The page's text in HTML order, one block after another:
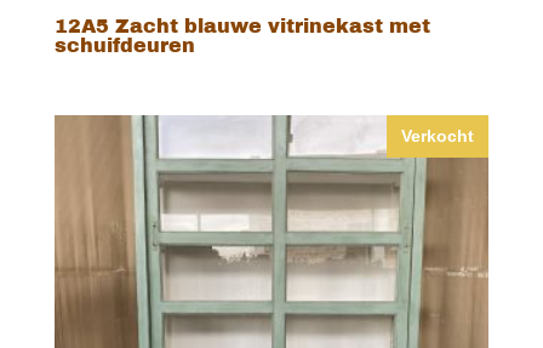
12A5 Zacht blauwe vitrinekast met
schuifdeuren
Verkocht